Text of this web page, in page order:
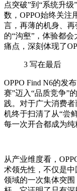
点突破”到 “系统升级”
数， OPPO始终关注
言，再薄的机身、
的“沟壑” ，体验都会
痛点，深刻体现了
3 写在最后
OPPO Find N6的发
赛”迈入“品质竞争”
践。对于广大消费者
机终于扫清了从“尝
每一次开合都成为纯
从产业维度看，
术领先性，不仅是
领域的一次集体突